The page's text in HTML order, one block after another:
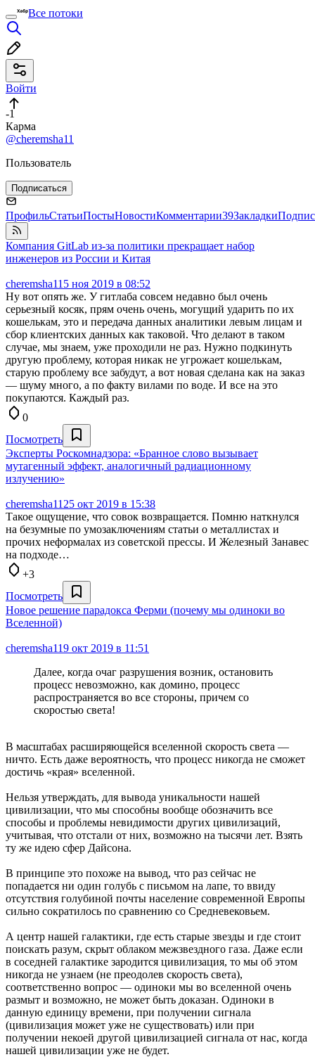
Все потоки
Войти
-1
Карма
@cheremsha11
Пользователь
Подписаться
ПрофильСтатьиПостыНовостиКомментарии39Закладки
Компания GitLab из-за политики прекращает набор
инженеров из России и Китая
cheremsha11 5 ноя 2019 в 08:52
Ну вот опять же. У гитлаба совсем недавно был очень
серьезный косяк, прям очень очень, могущий ударить по их
кошелькам, это и передача данных аналитики левым лицам и
сбор клиентских данных как таковой. Что делают в таком
случае, мы знаем, уже проходили не раз. Нужно подкинуть
другую проблему, которая никак не угрожает кошелькам,
старую проблему все забудут, а вот новая сделана как на заказ
— шуму много, а по факту вилами по воде. И все на это
покупаются. Каждый раз.
0
Посмотреть
Эксперты Роскомнадзора: «Бранное слово вызывает
мутагенный эффект, аналогичный радиационному
излучению»
cheremsha11 25 окт 2019 в 15:38
Такое ощущение, что совок возвращается. Помню наткнулся
на безумные по умозаключениям статьи о металлистах и
прочих неформалах из советской прессы. И Железный Занавес
на подходе…
+3
Посмотреть
Новое решение парадокса Ферми (почему мы одиноки во
Вселенной)
cheremsha119 окт 2019 в 11:51
Далее, когда очаг разрушения возник, остановить
процесс невозможно, как домино, процесс
распространяется во все стороны, причем со
скоростью света!
В масштабах расширяющейся вселенной скорость света —
ничто. Есть даже вероятность, что процесс никогда не сможет
достичь «края» вселенной.
Нельзя утверждать, для вывода уникальности нашей
цивилизации, что мы способны вообще обозначить все
способы и проблемы невидимости других цивилизаций,
учитывая, что отстали от них, возможно на тысячи лет. Взять
ту же идею сфер Дайсона.
В принципе это похоже на вывод, что раз сейчас не
попадается ни один голубь с письмом на лапе, то ввиду
отсутствия голубиной почты население современной Европы
сильно сократилось по сравнению со Средневековьем.
А центр нашей галактики, где есть старые звезды и где стоит
поискать разум, скрыт облаком межзвездного газа. Даже если
в соседней галактике зародится цивилизация, то мы об этом
никогда не узнаем (не преодолев скорость света),
соответственно вопрос — одиноки мы во вселенной очень
размыт и возможно, не может быть доказан. Одиноки в
данную единицу времени, при получении сигнала
(цивилизация может уже не существовать) или при
получении некоей другой цивилизацией сигнала от нас, когда
нашей цивилизации уже не будет.